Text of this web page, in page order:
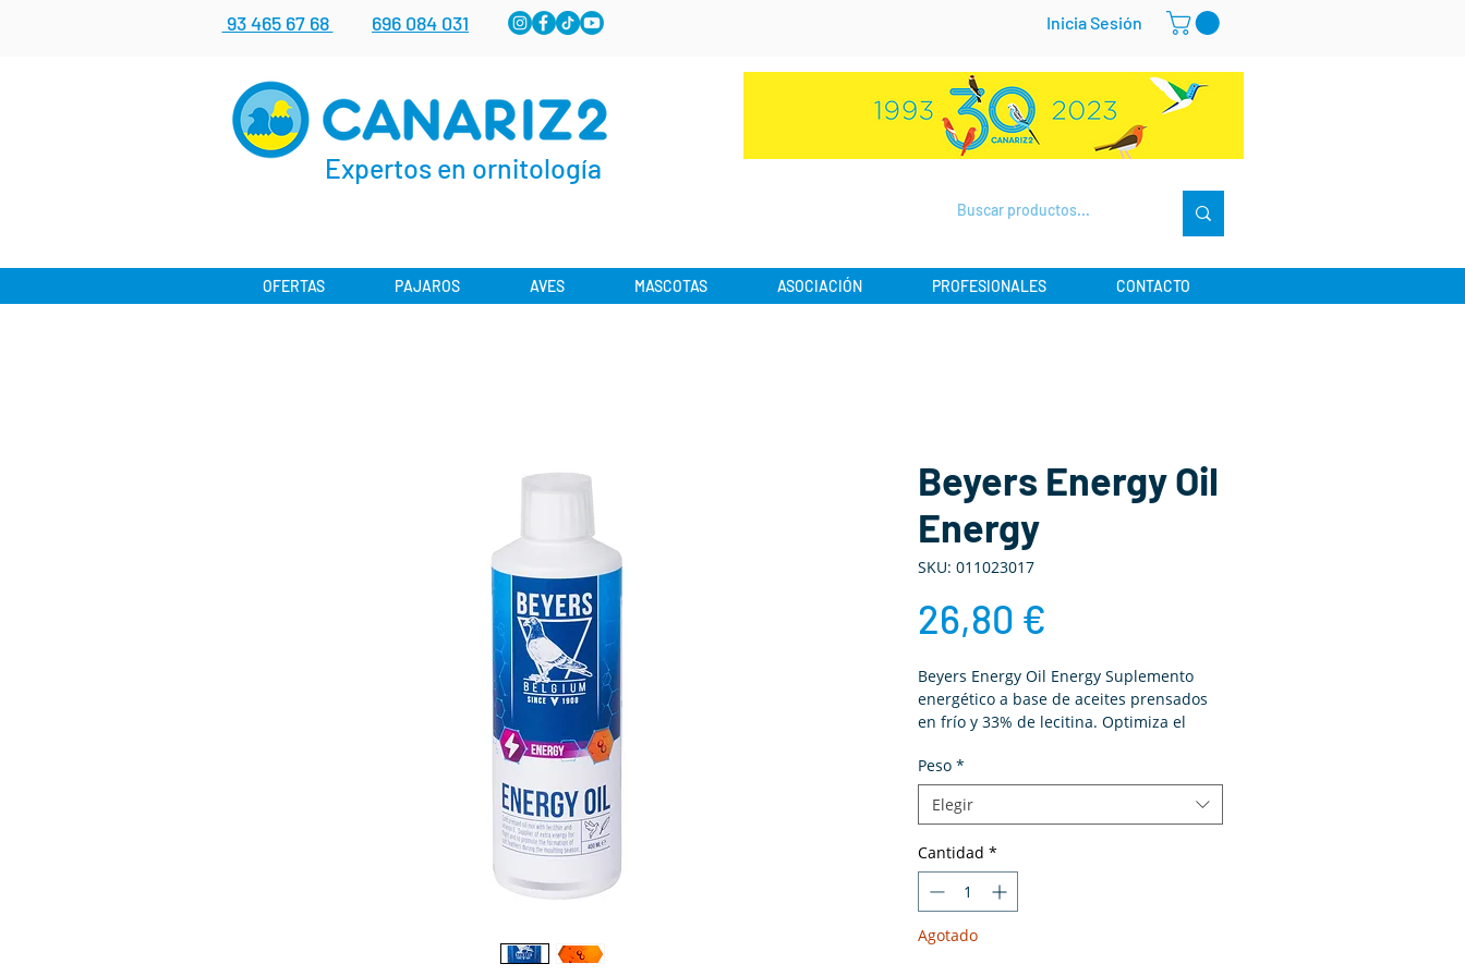
93 465 67 68 696 084 031 Inicia Sesión
Expertos en ornitología
OFERTAS PAJAROS AVES MASCOTAS ASOCIACIÓN PROFESIONALES CONTACTO
Beyers Energy Oil
Energy
SKU: 011023017
26,80 €
Beyers Energy Oil Energy Suplemento
energético a base de aceites prensados
en frío y 33% de lecitina. Optimiza el
Peso *
Elegir
Cantidad *
Agotado